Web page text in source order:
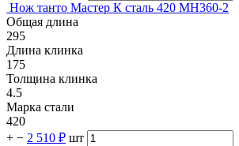
Нож танто Мастер К сталь 420 MH360-2
Общая длина
295
Длина клинка
175
Толщина клинка
4.5
Марка стали
420
+ − 2 510 ₽ шт